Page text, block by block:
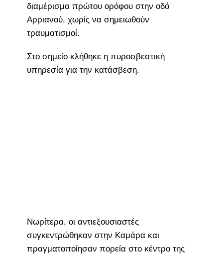
διαμέρισμα πρώτου ορόφου στην οδό
Αρριανού, χωρίς να σημειωθούν
τραυματισμοί.
Στο σημείο κλήθηκε η πυροσβεστική
υπηρεσία για την κατάσβεση.
Νωρίτερα, οι αντιεξουσιαστές
συγκεντρώθηκαν στην Καμάρα και
πραγματοποίησαν πορεία στο κέντρο της